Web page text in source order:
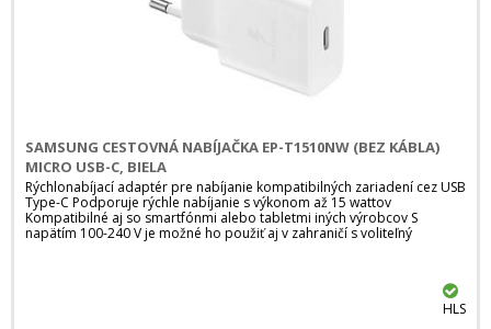
SAMSUNG CESTOVNÁ NABÍJAČKA EP-T1510NW (BEZ KÁBLA)
MICRO USB-C, BIELA
Rýchlonabíjací adaptér pre nabíjanie kompatibilných zariadení cez USB
Type-C Podporuje rýchle nabíjanie s výkonom až 15 wattov
Kompatibilné aj so smartfónmi alebo tabletmi iných výrobcov S
napätím 100-240 V je možné ho použiť aj v zahraničí s voliteľný
HLS